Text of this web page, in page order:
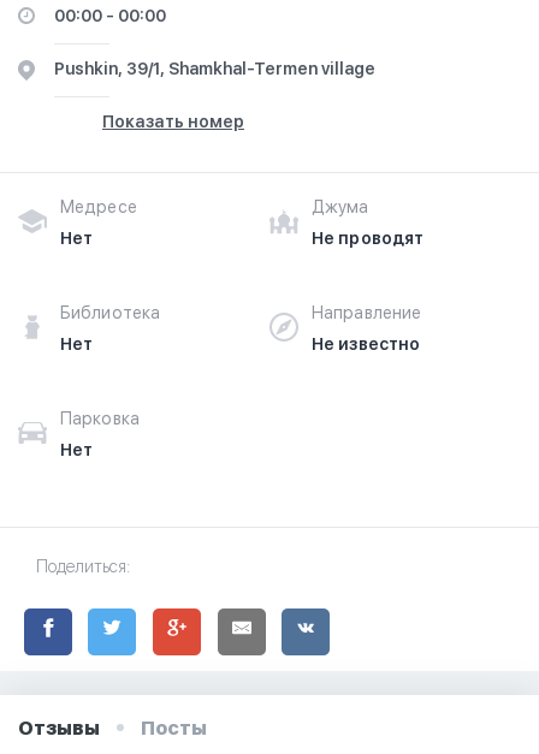
00:00 - 00:00
Pushkin, 39/1, Shamkhal-Termen village
Показать номер
Медресе
Нет
Джума
Не проводят
Библиотека
Нет
Направление
Не известно
Парковка
Нет
Поделиться:
Отзывы Посты